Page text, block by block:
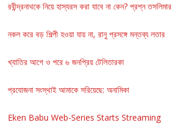
রবীন্দ্রনাথকে নিয়ে হাস্যরস করা যাবে না কেন? প্রশ্ন তসলিমার
নকল করে বড় শিল্পী হওয়া যায় না, রানু প্রসঙ্গে মন্তব্য লতার
খ্যাতির আগে ও পরে ৬ জনপ্রিয় টেলিতারকা
প্রযোজনা সংস্থাই আমাকে সরিয়েছে: অনামিকা
Eken Babu Web-Series Starts Streaming